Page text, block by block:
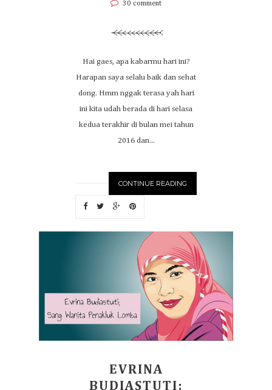
30 comment
Hai gaes, apa kabarmu hari ini?
Harapan saya selalu baik dan sehat
dong. Hmm nggak terasa yah hari
ini kita udah berada di hari selasa
kedua terakhir di bulan mei tahun
2016 dan...
CONTINUE READING
EVRINA
BUDIASTUTI;